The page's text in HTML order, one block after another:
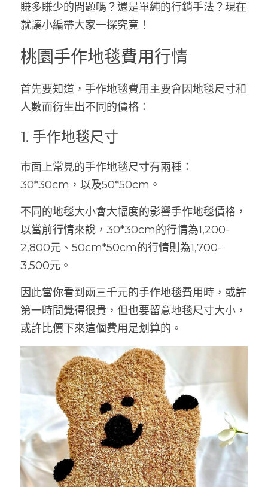
賺多賺少的問題嗎？還是單純的行銷手法？現在
就讓小編帶大家一探究竟！
桃園手作地毯費用行情
首先要知道，手作地毯費用主要會因地毯尺寸和
人數而衍生出不同的價格：
1. 手作地毯尺寸
市面上常見的手作地毯尺寸有兩種：
30*30cm，以及50*50cm。
不同的地毯大小會大幅度的影響手作地毯價格，
以當前行情來說，30*30cm的行情為1,200-
2,800元、50cm*50cm的行情則為1,700-
3,500元。
因此當你看到兩三千元的手作地毯費用時，或許
第一時間覺得很貴，但也要留意地毯尺寸大小，
或許比價下來這個費用是划算的。